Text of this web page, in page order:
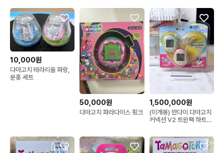
10,000원
다마고치 테라리움 파랑,
분홍 세트
50,000원
다마고치 파라다이스 핑크
1,500,000원
(미개봉) 반다이 다마고치
커넥션 V2 트윈팩 하트눈